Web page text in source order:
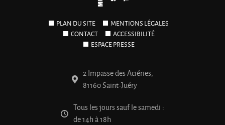
PLAN DU SITE
MENTIONS LÉGALES
CONTACT
ACCESSIBILITÉ
ESPACE PRESSE
2 Impasse des Aciéries,
81160 Saint-Juéry
Tous les jours sauf le samedi :
de 14h à 18h